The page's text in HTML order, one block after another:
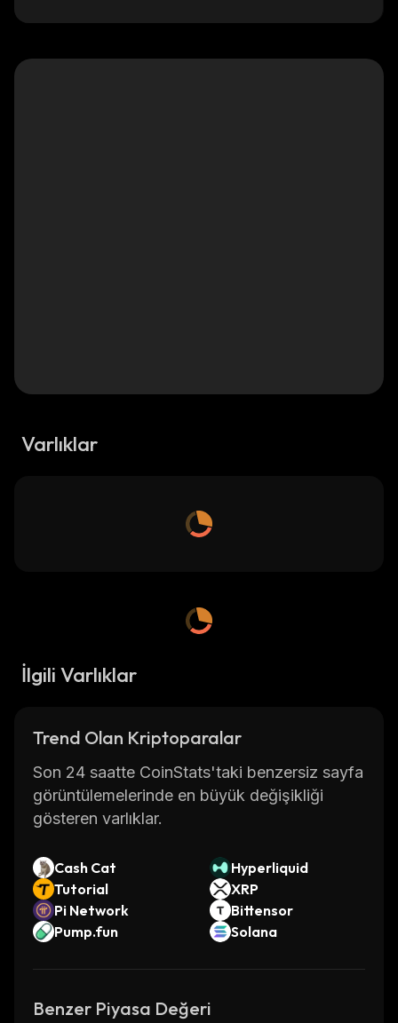
Varlıklar
İlgili Varlıklar
Trend Olan Kriptoparalar
Son 24 saatte CoinStats'taki benzersiz sayfa
görüntülemelerinde en büyük değişikliği
gösteren varlıklar.
Cash Cat
Hyperliquid
Tutorial
XRP
Pi Network
Bittensor
Pump.fun
Solana
Benzer Piyasa Değeri